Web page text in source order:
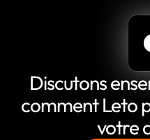
Discutons
comment Leto
votre